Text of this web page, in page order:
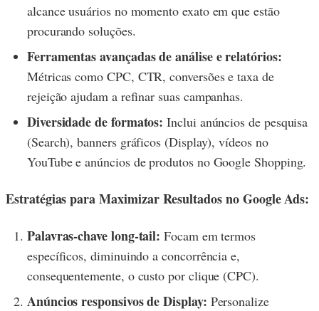
alcance usuários no momento exato em que estão
procurando soluções.
Ferramentas avançadas de análise e relatórios:
Métricas como CPC, CTR, conversões e taxa de
rejeição ajudam a refinar suas campanhas.
Diversidade de formatos: Inclui anúncios de pesquisa
(Search), banners gráficos (Display), vídeos no
YouTube e anúncios de produtos no Google Shopping.
Estratégias para Maximizar Resultados no Google Ads:
Palavras-chave long-tail: Focam em termos
específicos, diminuindo a concorrência e,
consequentemente, o custo por clique (CPC).
Anúncios responsivos de Display: Personalize